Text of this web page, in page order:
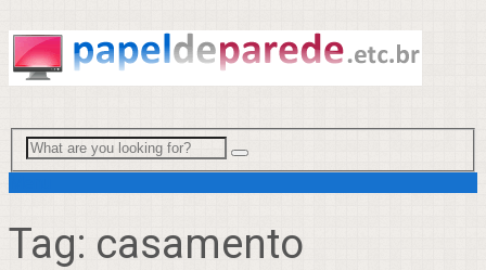
Tag: casamento